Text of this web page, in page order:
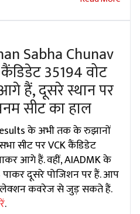
Sabha Chunav
35194 वोट
हैं, दूसरे स्थान पर
सीट का हाल
के अभी तक के रुझानों
सीट पर VCK कैंडिडेट
आगे हैं. वहीं, AIADMK के
दूसरे पोजिशन पर हैं. आप
इलेक्शन कवरेज से जुड़ सकते हैं.
.